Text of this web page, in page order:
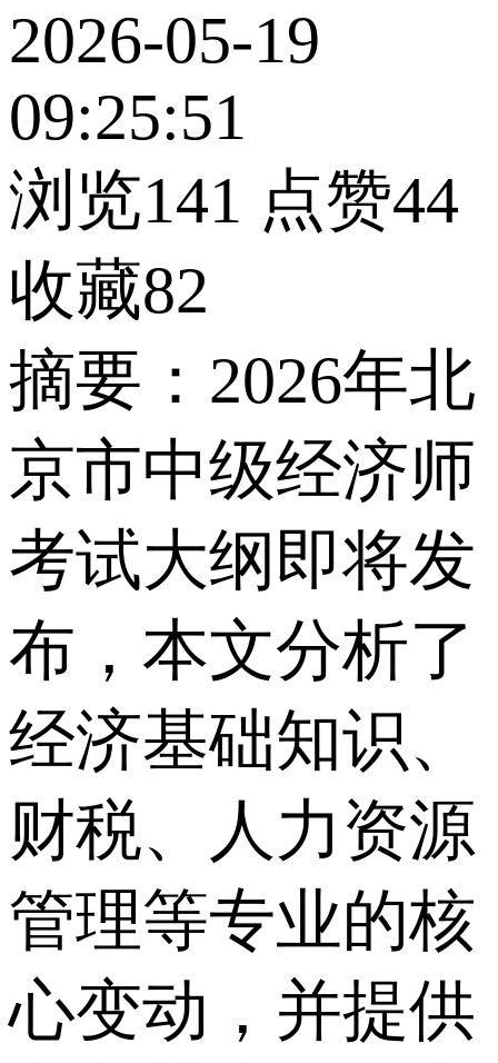
2026-05-19
09:25:51
浏览141 点赞44
收藏82
摘要：2026年北
京市中级经济师
考试大纲即将发
布，本文分析了
经济基础知识、
财税、人力资源
管理等专业的核
心变动，并提供